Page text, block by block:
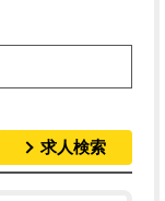
求人検索